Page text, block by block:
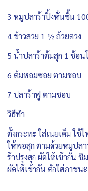
3 หมูปลาร้าปิ้งหั่นชิ้น
4 ข้าวสวย 1 ½ ถ้วยตวง
5 น้ำปลาร้าต้มสุก 1 ช้อน
6 ต้มหอมซอย ตามชอบ
7 ปลาร้าฟู ตามชอบ
วิธีทำ
ตั้งกระทะ ใส่เนยเค็ม ใช้
ให้พอสุก ตามด้วยหมูปลา
ร้าปรุงสุก ผัดให้เข้ากัน
ผัดให้เข้ากัน ตักใส่ภาชน